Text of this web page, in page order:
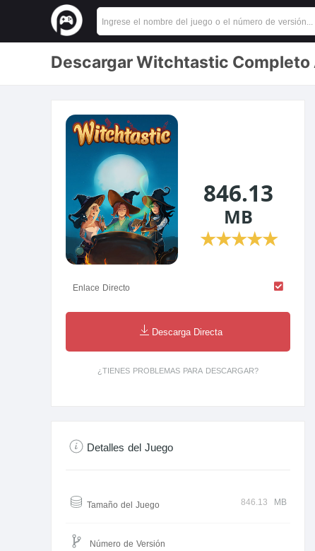
Descargar Witchtastic Completo
846.13
MB
★★★★★
Enlace Directo
Descarga Directa
¿TIENES PROBLEMAS PARA DESCARGAR?
Detalles del Juego
Tamaño del Juego 846.13 MB
Número de Versión